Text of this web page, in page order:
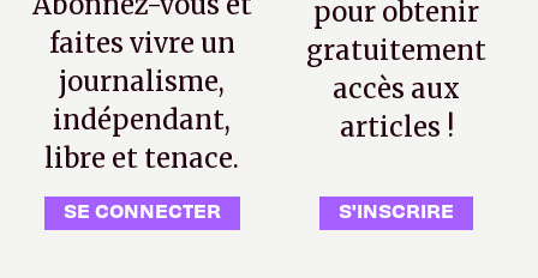
faites vivre un
journalisme,
indépendant,
libre et tenace.
SE CONNECTER
pour obtenir
gratuitement
accès aux
articles !
S'INSCRIRE